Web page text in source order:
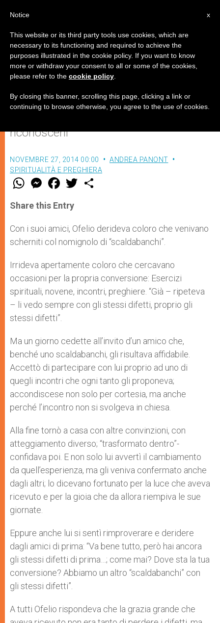
Scaldabanchi
La grazia grande non è tanto di perdere
riconoscerli
NOVEMBRE 27, 2014 00:00
ANDREA PANONT
SPIRITUALITÀ E PREGHIERA
W
t
s
p
p
M
e
s
e
g
e
r
F
a
e
b
o
k
w
r
Share this Entry
Con i suoi amici, Ofelio derideva coloro che venivano
scherniti col nomignolo di “scaldabanchi”.
Irrideva apertamente coloro che cercavano
occasioni per la propria conversione: Esercizi
spirituali, novene, incontri, preghiere. “Già – ripeteva
– li vedo sempre con gli stessi difetti, proprio gli
stessi difetti”.
Ma un giorno cedette all’invito d’un amico che,
benché uno scaldabanchi, gli risultava affidabile.
Accettò di partecipare con lui proprio ad uno di
quegli incontri che ogni tanto gli proponeva;
accondiscese non solo per cortesia, ma anche
perché l’incontro non si svolgeva in chiesa.
Alla fine tornò a casa con altre convinzioni, con
atteggiamento diverso; “trasformato dentro”-
confidava poi. E non solo lui avvertì il cambiamento
da quell’esperienza, ma gli veniva confermato anche
dagli altri; lo dicevano fortunato per la luce che aveva
ricevuto e per la gioia che da allora riempiva le sue
giornate.
Eppure anche lui si sentì rimproverare e deridere
dagli amici di prima: “Va bene tutto, però hai ancora
gli stessi difetti di prima…; come mai? Dove sta la tua
conversione? Abbiamo un altro “scaldabanchi” con
gli stessi difetti”.
A tutti Ofelio rispondeva che la grazia grande che
x
Notice
This website or its third party tools use cookies, which are
necessary to its functioning and required to achieve the
purposes illustrated in the cookie policy. If you want to know
more or withdraw your consent to all or some of the cookies,
please refer to the cookie policy
By closing this banner, scrolling this page, clicking a link or
continuing to browse otherwise, you agree to the use of cookies.